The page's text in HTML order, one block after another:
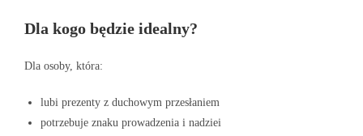
Dla kogo będzie idealny?
Dla osoby, która:
lubi prezenty z duchowym przesłaniem
potrzebuje znaku prowadzenia i nadziei